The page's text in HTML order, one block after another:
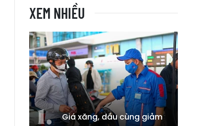
XEM NHIỀU
Giá xăng, dầu cùng giảm